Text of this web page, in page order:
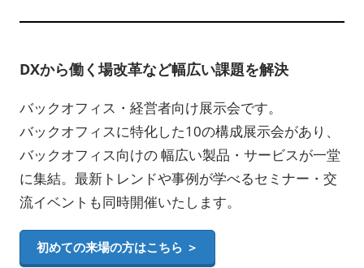
DXから働く場改革など幅広い課題を解決
バックオフィス・経営者向け展示会です。
バックオフィスに特化した10の構成展示会があり、
バックオフィス向けの 幅広い製品・サービスが一堂
に集結。最新トレンドや事例が学べるセミナー・交
流イベントも同時開催いたします。
初めての来場の方はこちら ＞